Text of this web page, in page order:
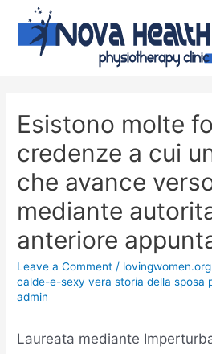
Esistono molte
credenze a cui
che avance
mediante
anteriore
Leave a Comment /
calde-e-sexy vera storia della sposa
admin
Laureata mediante